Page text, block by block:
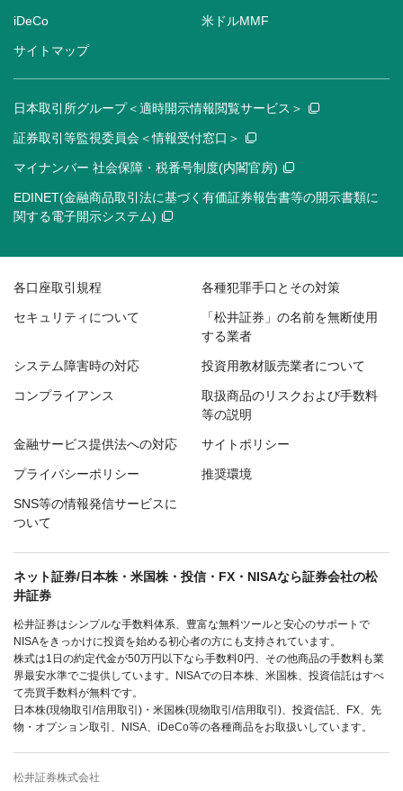
iDeCo 米ドルMMF
サイトマップ
日本取引所グループ＜適時開示情報閲覧サービス＞
証券取引等監視委員会＜情報受付窓口＞
マイナンバー 社会保障・税番号制度(内閣官房)
EDINET(金融商品取引法に基づく有価証券報告書等の開示書類に
関する電子開示システム)
各口座取引規程 各種犯罪手口とその対策
セキュリティについて
「松井証券」の名前を無断使用
する業者
システム障害時の対応 投資用教材販売業者について
コンプライアンス
取扱商品のリスクおよび手数料
等の説明
金融サービス提供法への対応 サイトポリシー
プライバシーポリシー 推奨環境
SNS等の情報発信サービスに
ついて
ネット証券/日本株・米国株・投信・FX・NISAなら証券会社の松
井証券
松井証券はシンプルな手数料体系、豊富な無料ツールと安心のサポートで
NISAをきっかけに投資を始める初心者の方にも支持されています。
株式は1日の約定代金が50万円以下なら手数料0円、その他商品の手数料も業
界最安水準でご提供しています。NISAでの日本株、米国株、投資信託はすべ
て売買手数料が無料です。
日本株(現物取引/信用取引)・米国株(現物取引/信用取引)、投資信託、FX、先
物・オプション取引、NISA、iDeCo等の各種商品をお取扱いしています。
松井証券株式会社